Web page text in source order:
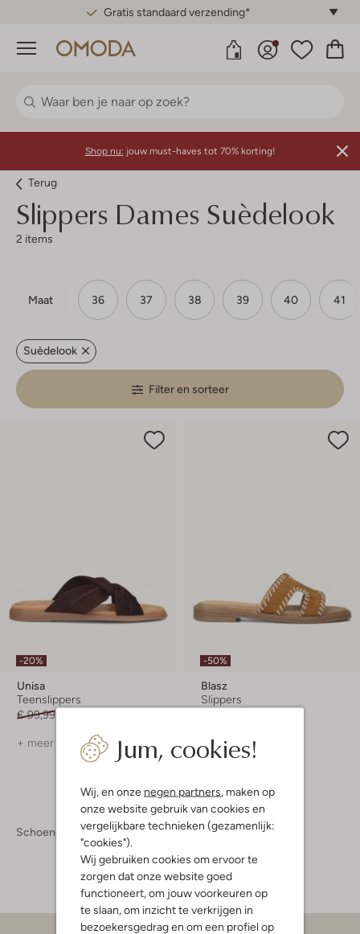
Gratis standaard verzending*
Menu
Jum, cookies!
Wij, en onze negen partners, maken op
onze website gebruik van cookies en
vergelijkbare technieken (gezamenlijk:
"cookies").
Wij gebruiken cookies om ervoor te
zorgen dat onze website goed
functioneert, om jouw voorkeuren op
te slaan, om inzicht te verkrijgen in
bezoekersgedrag en om een profiel op
Shop nu: jouw must-haves tot 70% korting!
Terug
Slippers Dames Suèdelook
2 items
Maat 36 37 38 39 40 41
Suèdelook
Filter en sorteer
-20%
Unisa
Teenslippers
€ 99,99
+ meer kleuren
-50%
Blasz
Slippers
+ meer kleuren
Schoenen Slippers Slippers Dames